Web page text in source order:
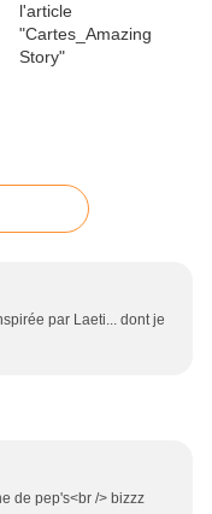
par Laeti... dont je
de pep's<br /> bizzz